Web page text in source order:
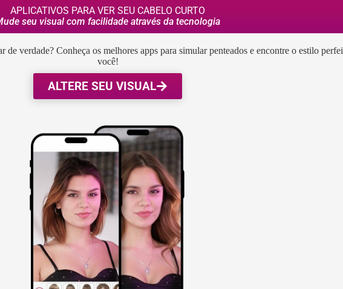
APLICATIVOS PARA VER SEU CABELO CURTO
seu visual com facilidade através da tecnologia
de verdade? Conheça os melhores apps para simular penteados e encontre o estilo
você!
ALTERE SEU VISUAL